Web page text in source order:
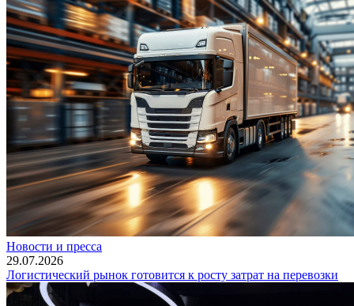
Новости и пресса
29.07.2026
Логистический рынок готовится к росту затрат на перевозки